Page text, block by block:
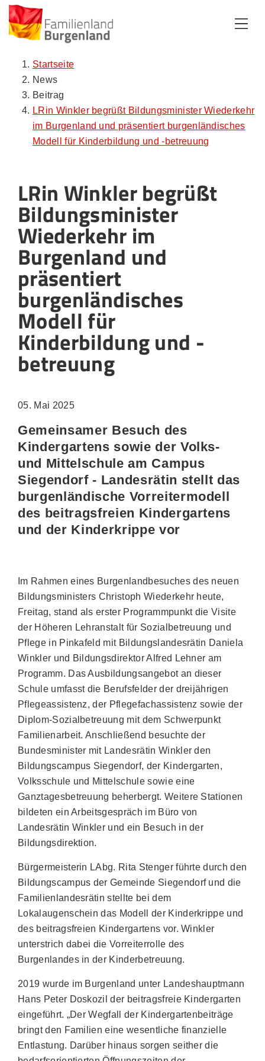
Startseite
News
Beitrag
LRin Winkler begrüßt Bildungsminister Wiederkehr
im Burgenland und präsentiert burgenländisches
Modell für Kinderbildung und -betreuung
LRin Winkler begrüßt
Bildungsminister
Wiederkehr im
Burgenland und
präsentiert
burgenländisches
Modell für
Kinderbildung und -
betreuung
05. Mai 2025
Gemeinsamer Besuch des
Kindergartens sowie der Volks-
und Mittelschule am Campus
Siegendorf - Landesrätin stellt das
burgenländische Vorreitermodell
des beitragsfreien Kindergartens
und der Kinderkrippe vor
Im Rahmen eines Burgenlandbesuches des neuen
Bildungsministers Christoph Wiederkehr heute,
Freitag, stand als erster Programmpunkt die Visite
der Höheren Lehranstalt für Sozialbetreuung und
Pflege in Pinkafeld mit Bildungslandesrätin Daniela
Winkler und Bildungsdirektor Alfred Lehner am
Programm. Das Ausbildungsangebot an dieser
Schule umfasst die Berufsfelder der dreijährigen
Pflegeassistenz, der Pflegefachassistenz sowie der
Diplom-Sozialbetreuung mit dem Schwerpunkt
Familienarbeit. Anschließend besuchte der
Bundesminister mit Landesrätin Winkler den
Bildungscampus Siegendorf, der Kindergarten,
Volksschule und Mittelschule sowie eine
Ganztagesbetreuung beherbergt. Weitere Stationen
bildeten ein Arbeitsgespräch im Büro von
Landesrätin Winkler und ein Besuch in der
Bildungsdirektion.
Bürgermeisterin LAbg. Rita Stenger führte durch den
Bildungscampus der Gemeinde Siegendorf und die
Familienlandesrätin stellte bei dem
Lokalaugenschein das Modell der Kinderkrippe und
des beitragsfreien Kindergartens vor. Winkler
unterstrich dabei die Vorreiterrolle des
Burgenlandes in der Kinderbetreuung.
2019 wurde im Burgenland unter Landeshauptmann
Hans Peter Doskozil der beitragsfreie Kindergarten
eingeführt. „Der Wegfall der Kindergartenbeiträge
bringt den Familien eine wesentliche finanzielle
Entlastung. Darüber hinaus sorgen seither die